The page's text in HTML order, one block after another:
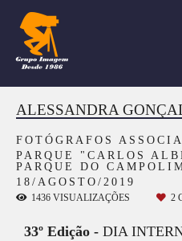
FOTÓGRAFOS
PARQUE "CARLOS
PARQUE DO
18/AGOSTO/2019
ALESSANDRA
1436 VISUALIZAÇÕES 2
33º Edição - DIA